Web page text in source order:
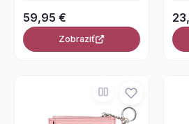
59,95 €
Zobraziť